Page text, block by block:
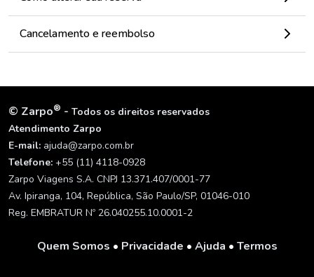
Cancelamento e reembolso
© Zarpo® - Todos os direitos reservados
Atendimento Zarpo
E-mail: ajuda@zarpo.com.br
Telefone: +55 (11) 4118-0928
Zarpo Viagens S.A. CNPJ 13.371.407/0001-77
Av. Ipiranga, 104, República, São Paulo/SP, 01046-010
Reg. EMBRATUR Nº 26.040255.10.0001-2
Quem Somos • Privacidade • Ajuda • Termos